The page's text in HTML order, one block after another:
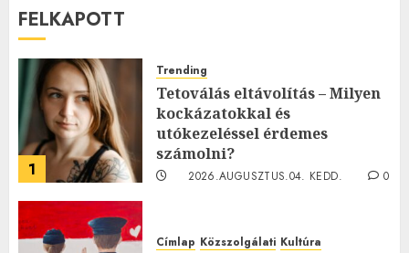
FELKAPOTT
1
Trending
Tetoválás eltávolítás – Milyen
kockázatokkal és
utókezeléssel érdemes
számolni?
2026.AUGUSZTUS.04. KEDD.
0
Címlap Közszolgálati Kultúra